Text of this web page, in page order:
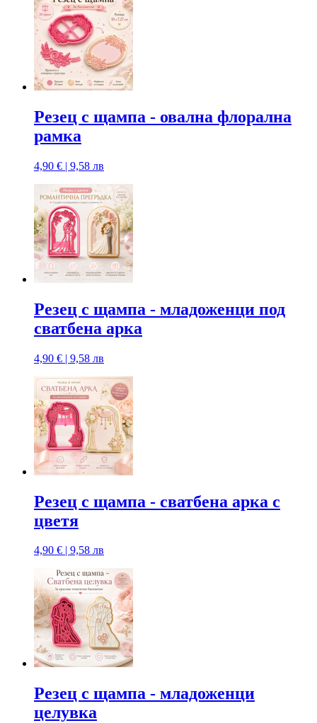
Резец с щампa - овална флорална
рамка
4,90 € | 9,58 лв
Резец с щампa - младоженци под
сватбена арка
4,90 € | 9,58 лв
Резец с щампa - сватбена арка с
цветя
4,90 € | 9,58 лв
Резец с щампa - младоженци
целувка